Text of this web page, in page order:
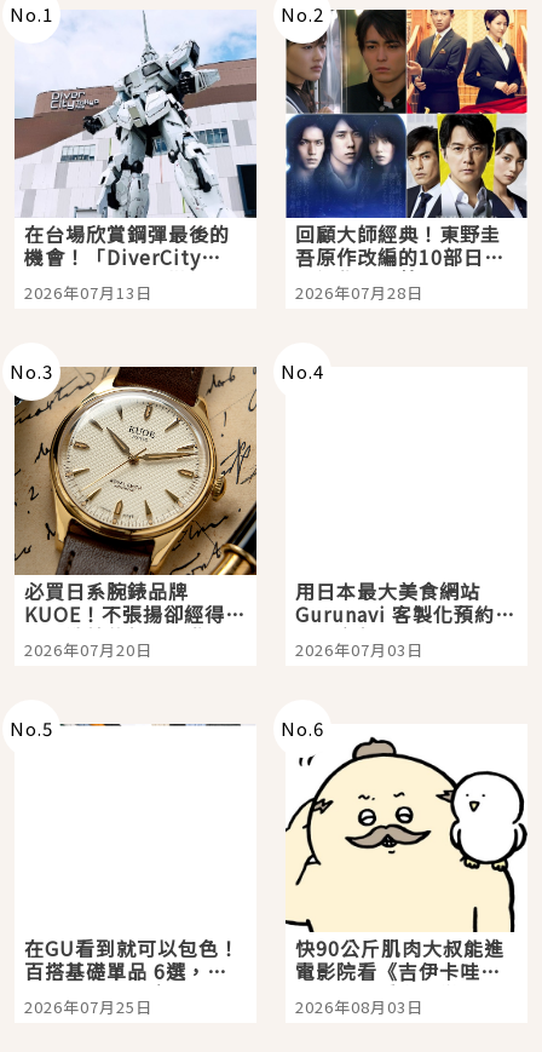
No.1
在台場欣賞鋼彈最後的
機會！「DiverCity
Tokyo Plaza」搭船、
購物、美食及夜景，一
2026年07月13日
No.2
回顧大師經典！東野圭
吾原作改編的10部日本
影視作品推薦
2026年07月28日
No.3
必買日系腕錶品牌
KUOE！不張揚卻經得起
時間洗鍊的經典之作五
選
2026年07月20日
No.4
用日本最大美食網站
Gurunavi 客製化預約九
大都市餐廳，打造專屬
美食體驗！
2026年07月03日
No.5
在GU看到就可以包色！
百搭基礎單品 6選，閉
眼全收也不心疼
2026年07月25日
No.6
快90公斤肌肉大叔能進
電影院看《吉伊卡哇》
嗎？日本重金屬樂團
「打首」會長與nagano
2026年08月03日